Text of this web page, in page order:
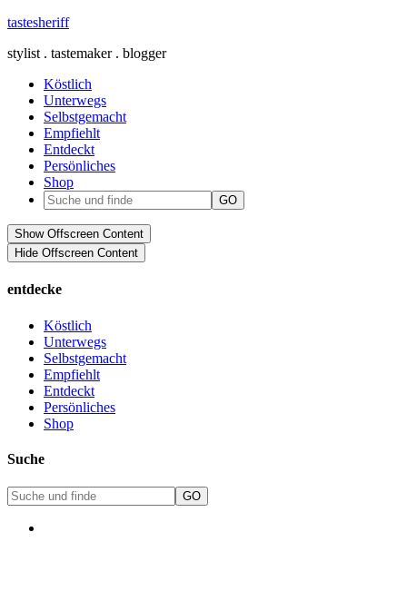
tastesheriff
stylist . tastemaker . blogger
Köstlich
Unterwegs
Selbstgemacht
Empfiehlt
Entdeckt
Persönliches
Shop
Show Offscreen Content
Hide Offscreen Content
entdecke
Köstlich
Unterwegs
Selbstgemacht
Empfiehlt
Entdeckt
Persönliches
Shop
Suche